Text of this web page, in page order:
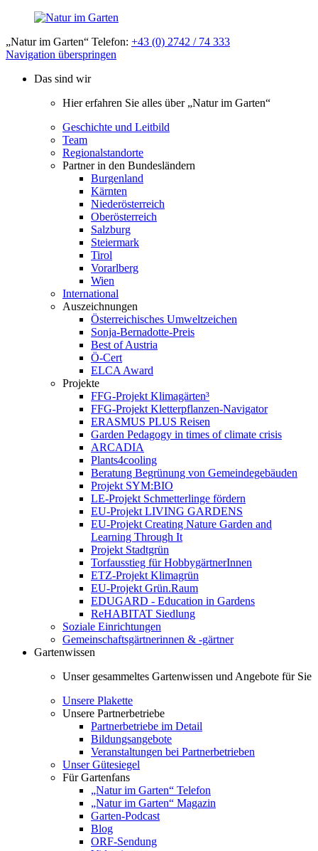
„Natur im Garten“ Telefon: +43 (0) 2742 / 74 333
Navigation überspringen
Das sind wir
Hier erfahren Sie alles über „Natur im Garten“
Geschichte und Leitbild
Team
Regionalstandorte
Partner in den Bundesländern
Burgenland
Kärnten
Niederösterreich
Oberösterreich
Salzburg
Steiermark
Tirol
Vorarlberg
Wien
International
Auszeichnungen
Österreichisches Umweltzeichen
Sonja-Bernadotte-Preis
Best of Austria
Ö-Cert
ELCA Award
Projekte
FFG-Projekt Klimagärten³
FFG-Projekt Kletterpflanzen-Navigator
ERASMUS PLUS Reisen
Garden Pedagogy in times of climate crisis
ARCADIA
Plants4cooling
Beratung Begrünung von Gemeindegebäuden
Projekt SYM:BIO
LE-Projekt Schmetterlinge fördern
EU-Projekt LIVING GARDENS
EU-Projekt Creating Nature Garden and
Learning Through It
Projekt Stadtgrün
Torfausstieg für HobbygärtnerInnen
ETZ-Projekt Klimagrün
EU-Projekt Grün.Raum
EDUGARD - Education in Gardens
ReHABITAT Siedlung
Soziale Einrichtungen
Gemeinschaftsgärtnerinnen & -gärtner
Gartenwissen
Unser gesammeltes Gartenwissen und Angebote für Sie
Unsere Plakette
Unsere Partnerbetriebe
Partnerbetriebe im Detail
Bildungsangebote
Veranstaltungen bei Partnerbetrieben
Unser Gütesiegel
Für Gartenfans
„Natur im Garten“ Telefon
„Natur im Garten“ Magazin
Garten-Podcast
Blog
ORF-Sendung